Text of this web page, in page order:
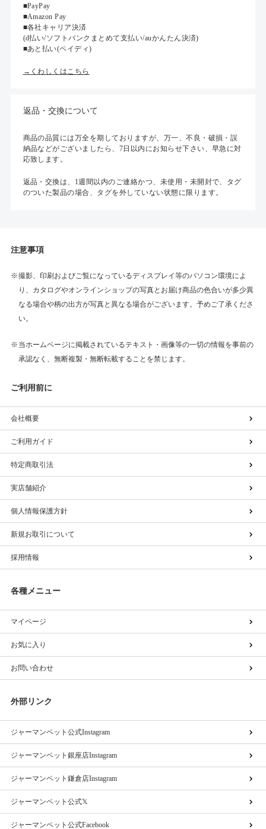
■PayPay
■Amazon Pay
■各社キャリア決済
(d払い/ソフトバンクまとめて支払い/auかんたん決済)
■あと払い(ペイディ)
→くわしくはこちら
返品・交換について
商品の品質には万全を期しておりますが、万一、不良・破損・誤
納品などがございましたら、7日以内にお知らせ下さい、早急に対
応致します。
返品・交換は、1週間以内のご連絡かつ、未使用・未開封で、タグ
のついた製品の場合、タグを外していない状態に限ります。
注意事項
撮影、印刷およびご覧になっているディスプレイ等のパソコン環境によ
り、カタログやオンラインショップの写真とお届け商品の色合いが多少異
なる場合や柄の出方が写真と異なる場合がございます。予めご了承くださ
い。
当ホームページに掲載されているテキスト・画像等の一切の情報を事前の
承認なく、無断複製・無断転載することを禁じます。
ご利用前に
会社概要
ご利用ガイド
特定商取引法
実店舗紹介
個人情報保護方針
新規お取引について
採用情報
各種メニュー
マイページ
お気に入り
お問い合わせ
外部リンク
ジャーマンペット公式Instagram
ジャーマンペット銀座店Instagram
ジャーマンペット鎌倉店Instagram
ジャーマンペット公式𝕏
ジャーマンペット公式Facebook